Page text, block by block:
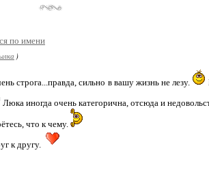
по имени
)
строга...правда, сильно в вашу жизнь не лезу.
Люка иногда очень категорична, отсюда и
что к чему.
к другу.